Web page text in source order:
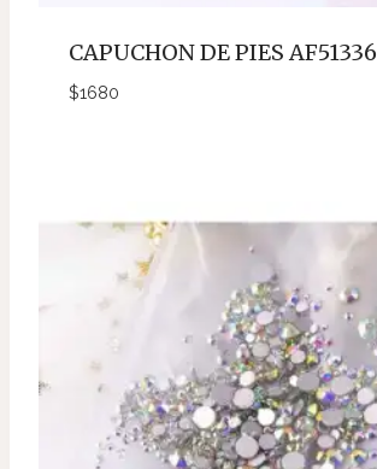
CAPUCHON DE PIES AF51336
$1680